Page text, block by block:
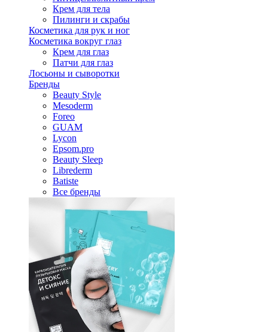
Крем для тела
Пилинги и скрабы
Косметика для рук и ног
Косметика вокруг глаз
Крем для глаз
Патчи для глаз
Лосьоны и сыворотки
Бренды
Beauty Style
Mesoderm
Foreo
GUAM
Lycon
Epsom.pro
Beauty Sleep
Librederm
Batiste
Все бренды